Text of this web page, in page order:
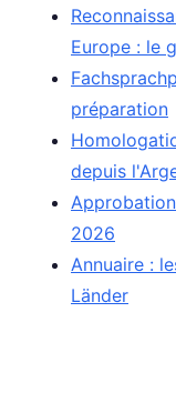
Europe : le
préparation
depuis
2026
Annuaire :
Länder